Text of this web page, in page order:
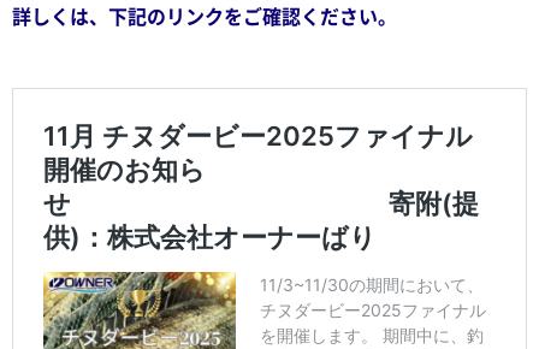
詳しくは、下記のリンクをご確認ください。